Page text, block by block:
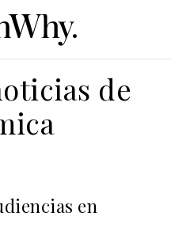
de
en